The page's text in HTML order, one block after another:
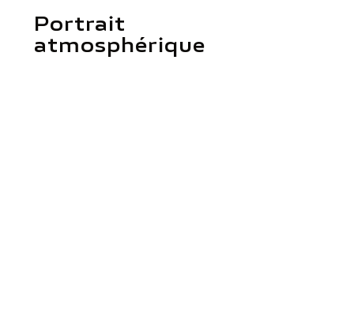
Portrait
atmosphérique